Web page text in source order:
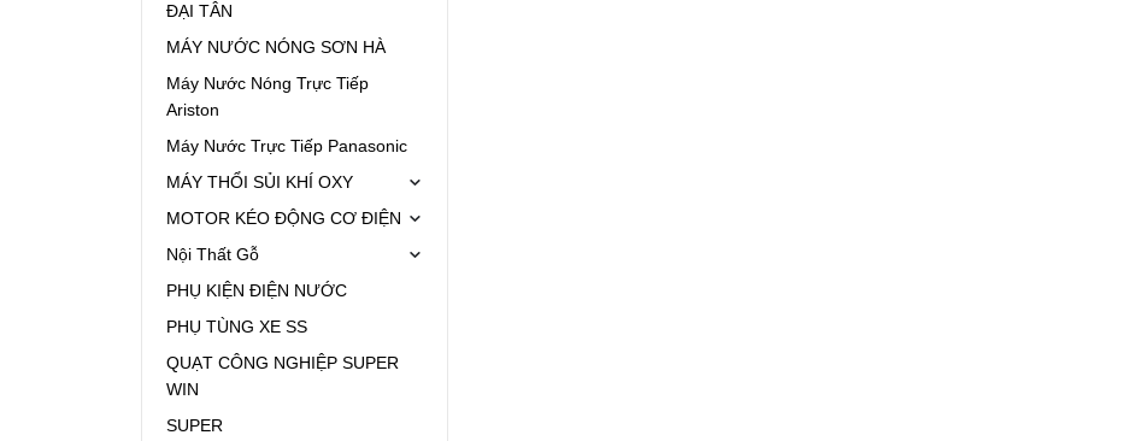
ĐẠI TÂN
MÁY NƯỚC NÓNG SƠN HÀ
Máy Nước Nóng Trực Tiếp
Ariston
Máy Nước Trực Tiếp Panasonic
MÁY THỔI SỦI KHÍ OXY
MOTOR KÉO ĐỘNG CƠ ĐIỆN
Nội Thất Gỗ
PHỤ KIỆN ĐIỆN NƯỚC
PHỤ TÙNG XE SS
QUẠT CÔNG NGHIỆP SUPER
WIN
SUPER